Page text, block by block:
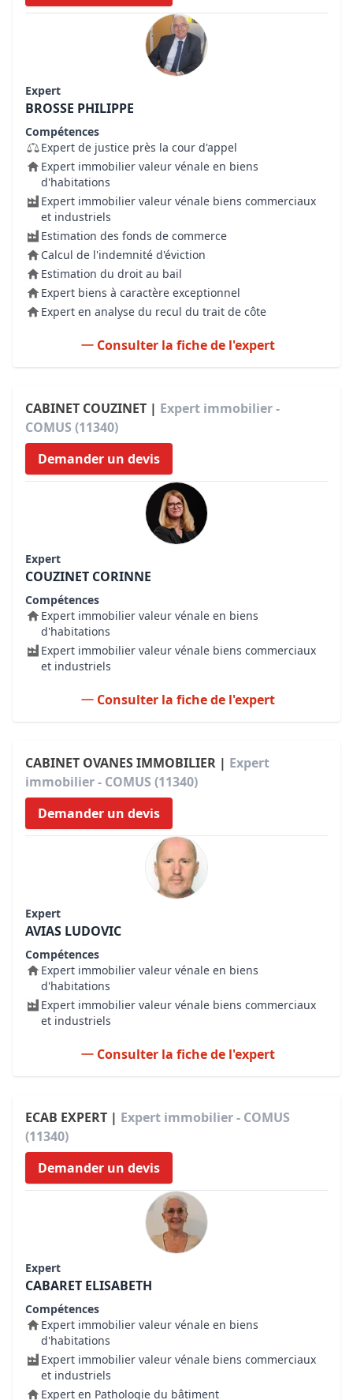
Expert
BROSSE PHILIPPE
Compétences
Expert de justice près la cour d'appel
Expert immobilier valeur vénale en biens
d'habitations
Expert immobilier valeur vénale biens commerciaux
et industriels
Estimation des fonds de commerce
Calcul de l'indemnité d'éviction
Estimation du droit au bail
Expert biens à caractère exceptionnel
Expert en analyse du recul du trait de côte
Consulter la fiche de l'expert
CABINET COUZINET | Expert immobilier -
COMUS (11340)
Demander un devis
Expert
COUZINET CORINNE
Compétences
Expert immobilier valeur vénale en biens
d'habitations
Expert immobilier valeur vénale biens commerciaux
et industriels
Consulter la fiche de l'expert
CABINET OVANES IMMOBILIER | Expert
immobilier - COMUS (11340)
Demander un devis
Expert
AVIAS LUDOVIC
Compétences
Expert immobilier valeur vénale en biens
d'habitations
Expert immobilier valeur vénale biens commerciaux
et industriels
Consulter la fiche de l'expert
ECAB EXPERT | Expert immobilier - COMUS
(11340)
Demander un devis
Expert
CABARET ELISABETH
Compétences
Expert immobilier valeur vénale en biens
d'habitations
Expert immobilier valeur vénale biens commerciaux
et industriels
Expert en Pathologie du bâtiment